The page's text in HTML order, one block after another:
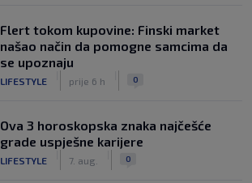
Flert tokom kupovine: Finski market
našao način da pomogne samcima da
se upoznaju
LIFESTYLE prije 6 h 0
Ova 3 horoskopska znaka najčešće
grade uspješne karijere
LIFESTYLE 7. aug. 0